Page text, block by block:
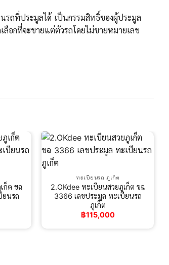
รถที่ประมูลได้ เป็นกรรมสิทธิ์ของผู้ประมูล
อกที่จะขายแต่ตัวรถโดยไม่ขายหมายเลข
ก็ต ขฉ
ยนรถ
ทะเบียนรถ ภูเก็ต
2.OKdee ทะเบียนสวยภูเก็ต ขฉ
3366 เลขประมูล ทะเบียนรถ
ภูเก็ต
฿115,000